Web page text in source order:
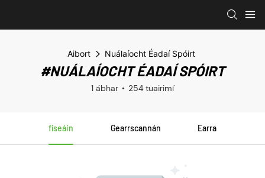
Aibort Nuálaíocht Éadaí Spóirt
#NUÁLAÍOCHT ÉADAÍ SPÓIRT
1 ábhar 254 tuairimí
físeáin Gearrscannán Earra